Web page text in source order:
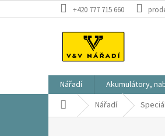
na
+420 777 715 660
Nářadí Akumulátory,
Domů Nářadí